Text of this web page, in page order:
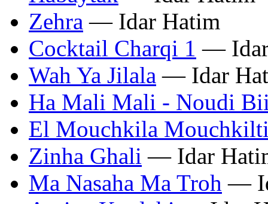
Zehra — Idar Hatim
Cocktail Charqi 1 —
Wah Ya Jilala — Idar
Ha Mali Mali - Noudi
El Mouchkila
Zinha Ghali — Idar
Ma Nasaha Ma Troh —